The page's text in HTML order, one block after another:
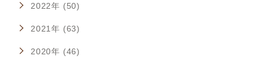
2022年 (50)
2021年 (63)
2020年 (46)